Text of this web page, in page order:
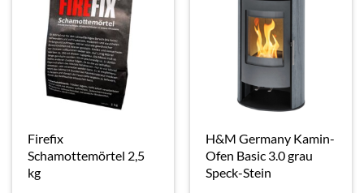
Firefix
Schamottemörtel 2,5
kg
H&M Germany Kamin-
Ofen Basic 3.0 grau
Speck-Stein